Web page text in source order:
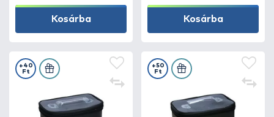
Kosárba Kosárba
+40
Ft
+50
Ft